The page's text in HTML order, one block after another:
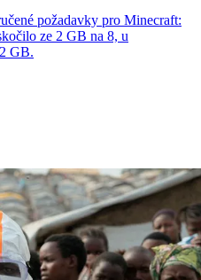
požadavky pro Minecraft:
ze 2 GB na 8, u
GB.